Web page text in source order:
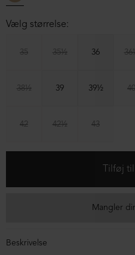
Vælg størrelse:
35 35½ 36
38½ 39 39½ 40
42 42½ 43
Mangler
Beskrivelse